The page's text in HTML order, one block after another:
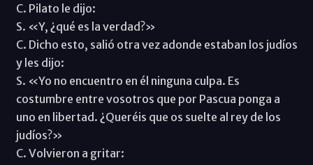
C. Pilato le dijo:
S. «Y, ¿qué es la verdad?»
C. Dicho esto, salió otra vez adonde estaban los judíos
y les dijo:
S. «Yo no encuentro en él ninguna culpa. Es
costumbre entre vosotros que por Pascua ponga a
uno en libertad. ¿Queréis que os suelte al rey de los
judíos?»
C. Volvieron a gritar: